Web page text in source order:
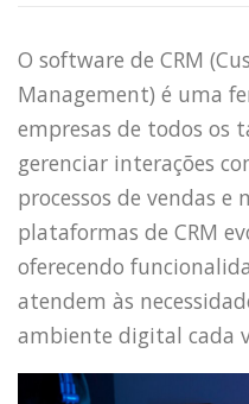
O software de CRM
Management) é uma
empresas de todos os
gerenciar interações
processos de vendas e
plataformas de CRM
oferecendo
atendem às
ambiente digital cada